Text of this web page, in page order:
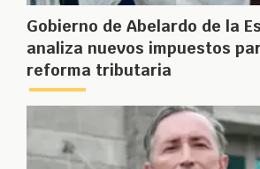
Gobierno de Abelardo de la
analiza nuevos impuestos
reforma tributaria